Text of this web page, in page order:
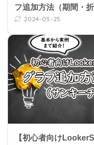
フ追加方法（期間・
2024-05-25
【初心者向け